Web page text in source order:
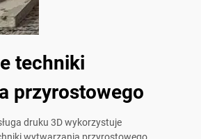
techniki
przyrostowego
druku 3D wykorzystuje